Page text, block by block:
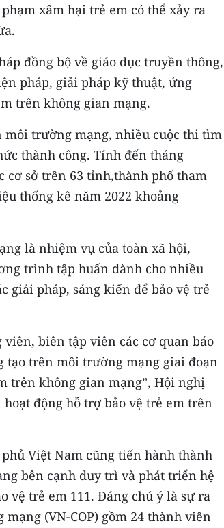
xâm hại trẻ em có thể xảy ra
đồng bộ về giáo dục truyền thông,
pháp, giải pháp kỹ thuật, ứng
trên không gian mạng.
trường mạng, nhiều cuộc thi tìm
thành công. Tính đến tháng
cơ sở trên 63 tỉnh,thành phố tham
thống kê năm 2022 khoảng
là nhiệm vụ của toàn xã hội,
trình tập huấn dành cho nhiều
giải pháp, sáng kiến để bảo vệ trẻ
biên tập viên các cơ quan báo
tạo trên môi trường mạng giai đoạn
trên không gian mạng”, Hội nghị
động hỗ trợ bảo vệ trẻ em trên
Việt Nam cũng tiến hành thành
bên cạnh duy trì và phát triển hệ
vệ trẻ em 111. Đáng chú ý là sự ra
(VN-COP) gồm 24 thành viên